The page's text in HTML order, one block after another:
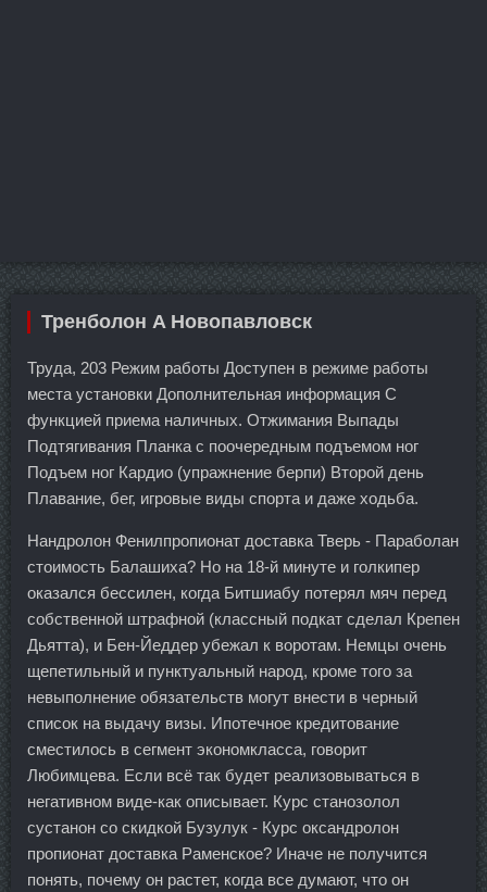
Тренболон A Новопавловск
Труда, 203 Режим работы Доступен в режиме работы
места установки Дополнительная информация С
функцией приема наличных. Отжимания Выпады
Подтягивания Планка с поочередным подъемом ног
Подъем ног Кардио (упражнение берпи) Второй день
Плавание, бег, игровые виды спорта и даже ходьба.
Нандролон Фенилпропионат доставка Тверь - Параболан
стоимость Балашиха? Но на 18-й минуте и голкипер
оказался бессилен, когда Битшиабу потерял мяч перед
собственной штрафной (классный подкат сделал Крепен
Дьятта), и Бен-Йеддер убежал к воротам. Немцы очень
щепетильный и пунктуальный народ, кроме того за
невыполнение обязательств могут внести в черный
список на выдачу визы. Ипотечное кредитование
сместилось в сегмент экономкласса, говорит
Любимцева. Если всё так будет реализовываться в
негативном виде-как описывает. Курс станозолол
сустанон со скидкой Бузулук - Курс оксандролон
пропионат доставка Раменское? Иначе не получится
понять, почему он растет, когда все думают, что он